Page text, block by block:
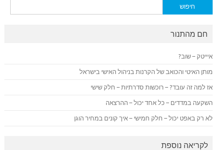
חם מהתנור
איייטק – שוב?
מותן האיטי והכואב של הקרנות בניהול האישי בישראל
אז למה זה עובד? – רוכשות סדרתיות – חלק שישי
השקעה במדדים – כל אחד יכול – ההרצאה
לא רק באפט יכול – חלק חמישי – איך קונים במחיר הוגן
לקריאה נוספת